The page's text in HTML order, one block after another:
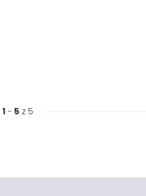
1 - 5 z 5